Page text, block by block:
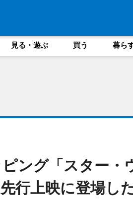
見る・遊ぶ 買う 暮ら
ング「スター
行上映に登場し